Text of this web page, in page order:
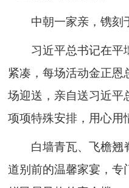
中朝一家亲，镌刻
习近平总书记在平
紧凑，每场活动金正
场迎送，亲自送习近
项项特殊安排，用心用
白墙青瓦、飞檐翘
道别前的温馨家宴，专